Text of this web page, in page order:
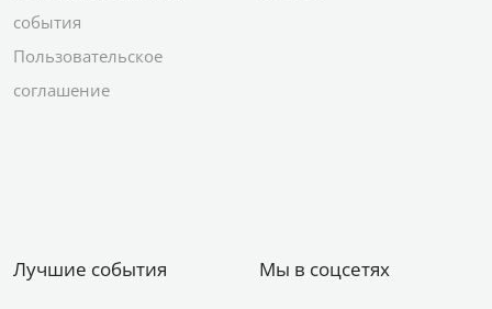
события
Пользовательское
соглашение
Лучшие события Мы в соцсетях